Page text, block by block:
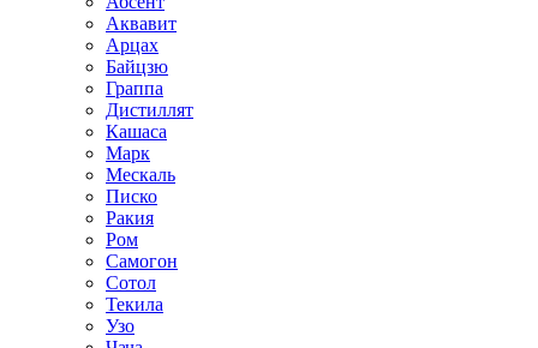
Аквавит
Арцах
Байцзю
Граппа
Дистиллят
Кашаса
Марк
Мескаль
Писко
Ракия
Ром
Самогон
Сотол
Текила
Узо